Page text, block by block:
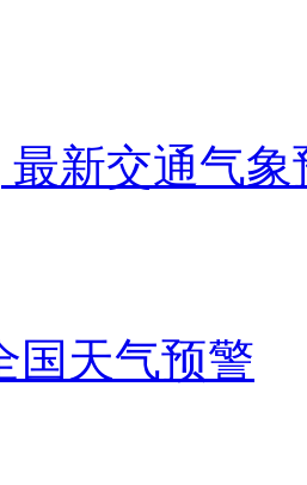
最新交通气象
国天气预警